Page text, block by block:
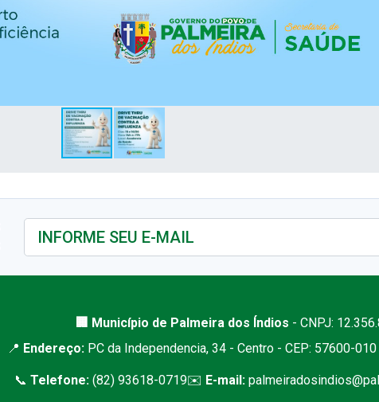
🏢 Município de Palmeira dos Índios - CNPJ:
📍 Endereço: PC da Independencia, 34 - Centro - CEP: 57600-
📞 Telefone:(82) 93618-0719✉️ E-mail: